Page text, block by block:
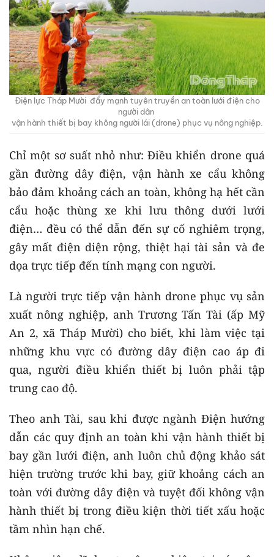
Điện lực Tháp Mười đẩy mạnh tuyên truyền an toàn lưới điện cho
người dân
vận hành thiết bị bay không người lái (drone) phục vụ nông nghiệp.
Chỉ một sơ suất nhỏ như: Điều khiển drone quá
gần đường dây điện, vận hành xe cẩu không
bảo đảm khoảng cách an toàn, không hạ hết cần
cẩu hoặc thùng xe khi lưu thông dưới lưới
điện… đều có thể dẫn đến sự cố nghiêm trọng,
gây mất điện diện rộng, thiệt hại tài sản và đe
dọa trực tiếp đến tính mạng con người.
Là người trực tiếp vận hành drone phục vụ sản
xuất nông nghiệp, anh Trương Tấn Tài (ấp Mỹ
An 2, xã Tháp Mười) cho biết, khi làm việc tại
những khu vực có đường dây điện cao áp đi
qua, người điều khiển thiết bị luôn phải tập
trung cao độ.
Theo anh Tài, sau khi được ngành Điện hướng
dẫn các quy định an toàn khi vận hành thiết bị
bay gần lưới điện, anh luôn chủ động khảo sát
hiện trường trước khi bay, giữ khoảng cách an
toàn với đường dây điện và tuyệt đối không vận
hành thiết bị trong điều kiện thời tiết xấu hoặc
tầm nhìn hạn chế.